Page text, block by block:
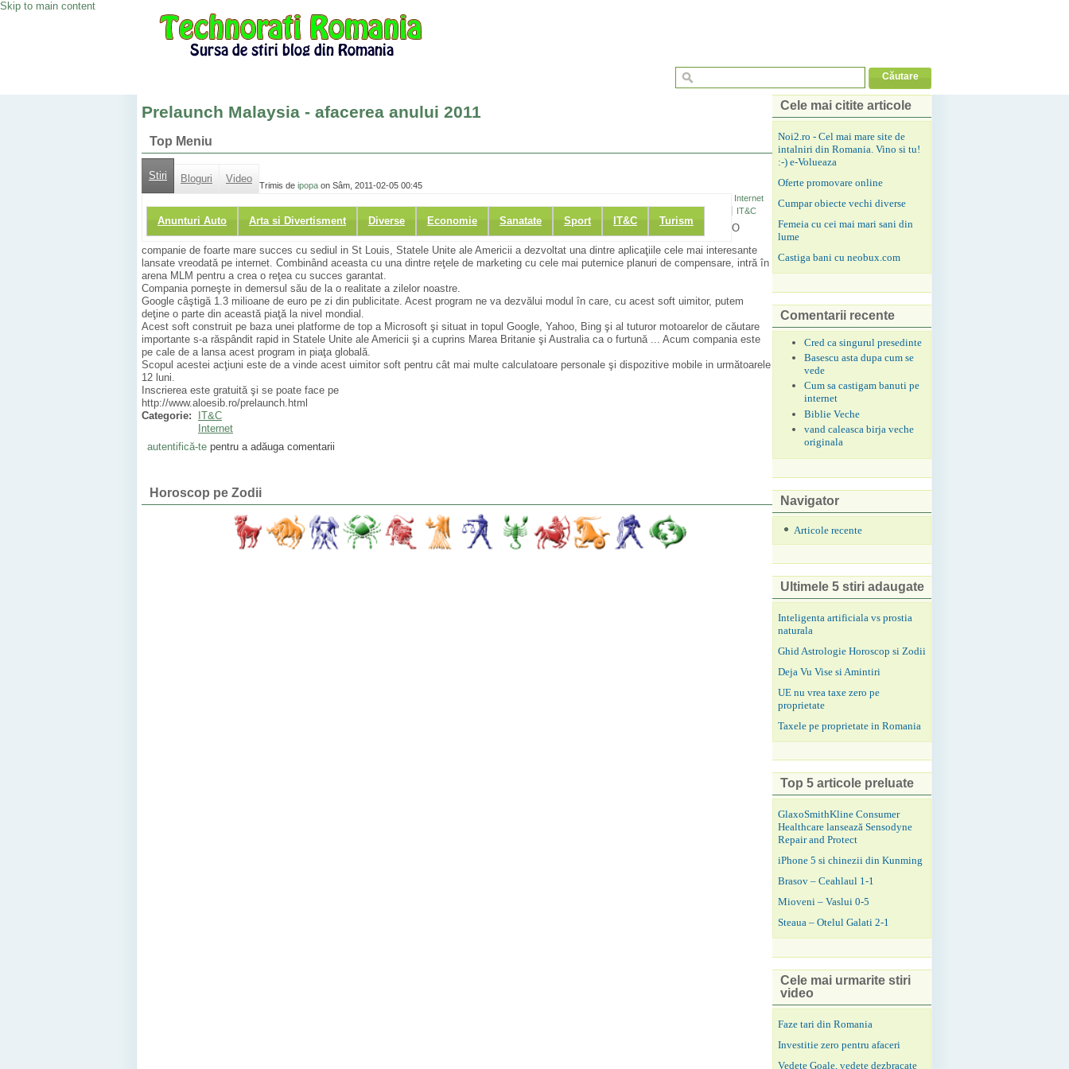
Skip to main content
Prelaunch Malaysia - afacerea anului 2011
Top Meniu
Stiri Bloguri Video
Anunturi Auto Arta si Divertisment Diverse Economie Sanatate Sport IT&C Turism
Trimis de ipopa on Sâm, 2011-02-05 00:45
Internet
IT&C
O
companie de foarte mare succes cu sediul in St Louis, Statele Unite ale Americii a dezvoltat una dintre aplicaţiile cele mai interesante
lansate vreodată pe internet. Combinând aceasta cu una dintre reţele de marketing cu cele mai puternice planuri de compensare, intră în
arena MLM pentru a crea o reţea cu succes garantat.
Compania porneşte in demersul său de la o realitate a zilelor noastre.
Google câştigă 1.3 milioane de euro pe zi din publicitate. Acest program ne va dezvălui modul în care, cu acest soft uimitor, putem
deţine o parte din această piaţă la nivel mondial.
Acest soft construit pe baza unei platforme de top a Microsoft şi situat in topul Google, Yahoo, Bing şi al tuturor motoarelor de căutare
importante s-a răspândit rapid in Statele Unite ale Americii şi a cuprins Marea Britanie şi Australia ca o furtună ... Acum compania este
pe cale de a lansa acest program in piaţa globală.
Scopul acestei acţiuni este de a vinde acest uimitor soft pentru cât mai multe calculatoare personale şi dispozitive mobile in următoarele
12 luni.
Inscrierea este gratuită şi se poate face pe
http://www.aloesib.ro/prelaunch.html
Categorie:
IT&C
Internet
autentifică-tepentru a adăuga comentarii
Horoscop pe Zodii
Cele mai citite articole
Noi2.ro - Cel mai mare site de
intalniri din Romania. Vino si tu!
:-) e-Volueaza
Oferte promovare online
Cumpar obiecte vechi diverse
Femeia cu cei mai mari sani din
lume
Castiga bani cu neobux.com
Comentarii recente
Cred ca singurul presedinte
Basescu asta dupa cum se
vede
Cum sa castigam banuti pe
internet
Biblie Veche
vand caleasca birja veche
originala
Navigator
Articole recente
Ultimele 5 stiri adaugate
Inteligenta artificiala vs prostia
naturala
Ghid Astrologie Horoscop si Zodii
Deja Vu Vise si Amintiri
UE nu vrea taxe zero pe
proprietate
Taxele pe proprietate in Romania
Top 5 articole preluate
GlaxoSmithKline Consumer
Healthcare lansează Sensodyne
Repair and Protect
iPhone 5 si chinezii din Kunming
Brasov – Ceahlaul 1-1
Mioveni – Vaslui 0-5
Steaua – Otelul Galati 2-1
Cele mai urmarite stiri
video
Faze tari din Romania
Investitie zero pentru afaceri
Vedete Goale, vedete dezbracate